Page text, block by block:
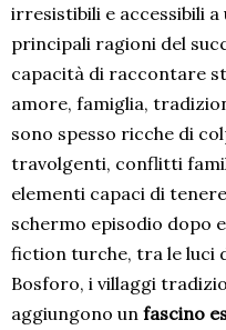
irresistibili e accessibili a
principali ragioni del
capacità di raccontare
amore, famiglia,
sono spesso ricche di
travolgenti, conflitti
elementi capaci di
schermo episodio dopo
fiction turche, tra le luci
Bosforo, i villaggi
aggiungono un fascino